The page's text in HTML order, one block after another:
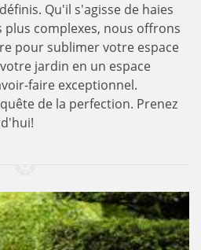
Qu'il s'agisse de haies
complexes, nous offrons
pour sublimer votre espace
jardin en un espace
faire exceptionnel.
de la perfection. Prenez